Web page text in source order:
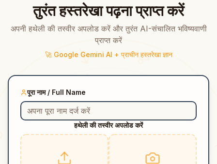
♏ ♐
♑
तुरंत हस्तरेखा पढ़ना प्राप्त करें
अपनी हथेली की तस्वीर अपलोड करें और तुरंत AI-संचालित भविष्यवाणी
प्राप्त करें
🚀 Google Gemini AI + प्राचीन हस्तरेखा ज्ञान
पूरा नाम / Full Name
हथेली की तस्वीर अपलोड करें